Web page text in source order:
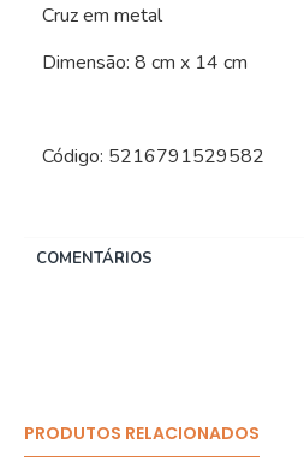
Cruz em metal
Dimensão: 8 cm x 14 cm
Código: 5216791529582
COMENTÁRIOS
PRODUTOS RELACIONADOS